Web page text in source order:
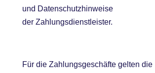
und Datenschutzhinweise
der Zahlungsdienstleister.
Für die Zahlungsgeschäfte gelten die